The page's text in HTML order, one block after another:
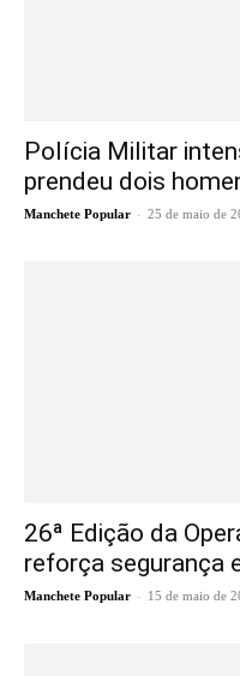
Polícia Militar
prendeu dois
Manchete Popular - 25 de maio de
26ª Edição da
reforça segurança
Manchete Popular - 15 de maio de